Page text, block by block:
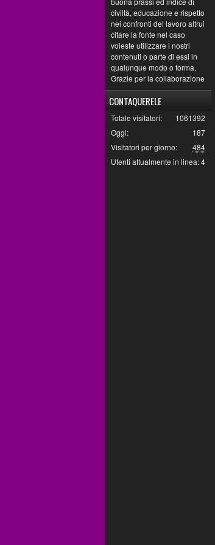
civiltà, educazione e rispetto
nei confronti del lavoro altrui
citare la fonte nel caso
voleste utilizzare i nostri
contenuti o parte di essi in
qualunque modo o forma.
Grazie per la collaborazione
CONTAQUERELE
1061392
Totale visitatori:
187
Oggi:
484
Visitatori per giorno:
4
Utenti attualmente in linea: